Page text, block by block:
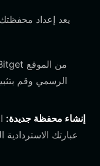
يعد إعداد
الرسمي وقم
إنشاء محفظة جديدة: